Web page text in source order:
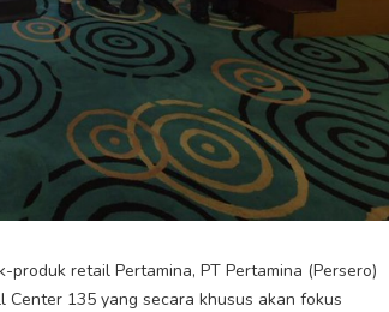
retail Pertamina, PT Pertamina (Persero)
Center 135 yang secara khusus akan fokus